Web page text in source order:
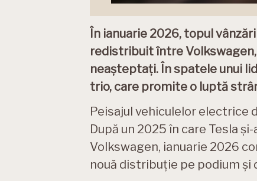
În ianuarie 2026, topul
redistribuit între
neașteptați. În spatele unui
trio, care promite o luptă
Peisajul vehiculelor electrice
După un 2025 în care Tesla
Volkswagen, ianuarie 2026
nouă distribuție pe podium și